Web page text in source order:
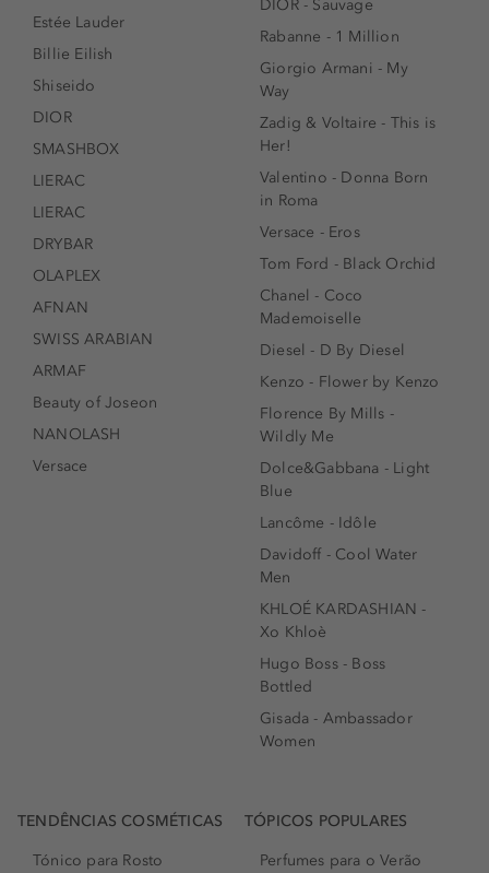
Estée Lauder
Billie Eilish
Shiseido
DIOR
SMASHBOX
LIERAC
LIERAC
DRYBAR
OLAPLEX
AFNAN
SWISS ARABIAN
ARMAF
Beauty of Joseon
NANOLASH
Versace
DIOR - Sauvage
Rabanne - 1 Million
Giorgio Armani - My
Way
Zadig & Voltaire - This is
Her!
Valentino - Donna Born
in Roma
Versace - Eros
Tom Ford - Black Orchid
Chanel - Coco
Mademoiselle
Diesel - D By Diesel
Kenzo - Flower by Kenzo
Florence By Mills -
Wildly Me
Dolce&Gabbana - Light
Blue
Lancôme - Idôle
Davidoff - Cool Water
Men
KHLOÉ KARDASHIAN -
Xo Khloè
Hugo Boss - Boss
Bottled
Gisada - Ambassador
Women
TENDÊNCIAS COSMÉTICAS
Tónico para Rosto
TÓPICOS POPULARES
Perfumes para o Verão